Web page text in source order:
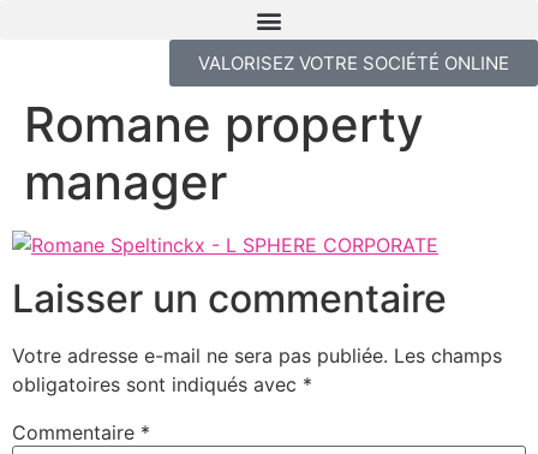
VALORISEZ VOTRE SOCIÉTÉ ONLINE
Romane property
manager
Laisser un commentaire
Votre adresse e-mail ne sera pas publiée. Les champs
obligatoires sont indiqués avec *
Commentaire *